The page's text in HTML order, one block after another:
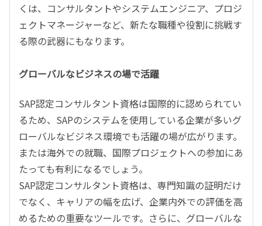
くは、コンサルタントやシステムエンジニア、プロジ
ェクトマネージャーなど、新たな職種や役割に挑戦す
る際の武器にもなります。
グローバルなビジネスの場で活躍
SAP認定コンサルタント資格は国際的に認められてい
るため、 SAPのシステムを使用している企業が多いグ
ローバルなビジネス環境でも活躍の場が広がります。
または海外での就職、国際プロジェクトへの参加にあ
たっても有利になるでしょう。
SAP認定コンサルタント資格は、専門知識の証明だけ
でなく、キャリアの幅を広げ、企業内外での評価を高
めるための重要なツールです。さらに、グローバルな